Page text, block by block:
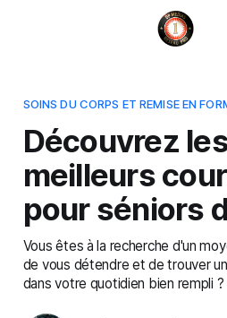
SOINS DU CORPS ET REMISE EN
Découvrez
meilleurs
pour séniors
Vous êtes à la recherche d'un
de vous détendre et de trouver
dans votre quotidien bien rempli ?